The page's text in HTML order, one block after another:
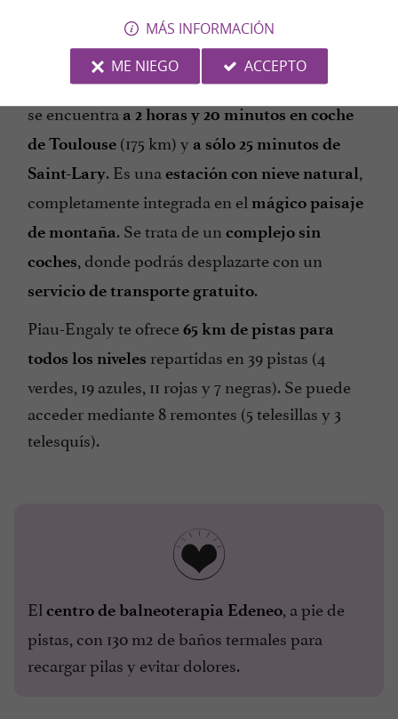
ESTACIÓN DE PIAU-ENGALY
La estación más alta de los Pirineos franceses
se encuentraa 2 horas y 20 minutos en coche
de Toulouse (175 km) y a sólo 25 minutos de
Saint-Lary. Es una estación con nieve natural,
completamente integrada en el mágico paisaje
de montaña. Se trata de un complejo sin
coches, donde podrás desplazarte con un
servicio de transporte gratuito.
Piau-Engaly te ofrece65 km de pistas para
todos los niveles repartidas en 39 pistas (4
verdes, 19 azules, 11 rojas y 7 negras). Se puede
acceder mediante 8 remontes (5 telesillas y 3
telesquís).
El centro de balneoterapia Edeneo, a pie de
pistas, con 130 m2 de baños termales para
recargar pilas y evitar dolores.
MÁS INFORMACIÓN
ME NIEGO
ACCEPTO